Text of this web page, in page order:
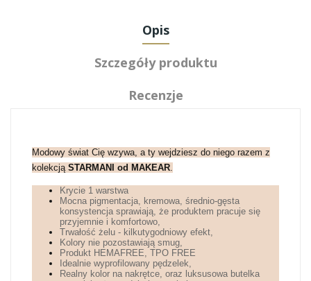
Opis
Szczegóły produktu
Recenzje
Modowy świat Cię wzywa, a ty wejdziesz do niego razem z
kolekcją STARMANI od MAKEAR
Krycie 1 warstwa
Mocna pigmentacja, kremowa, średnio-gęsta
konsystencja sprawiają, że produktem pracuje się
przyjemnie i komfortowo,
Trwałość żelu - kilkutygodniowy efekt,
Kolory nie pozostawiają smug,
Produkt HEMAFREE, TPO FREE
Idealnie wyprofilowany pędzelek,
Realny kolor na nakrętce, oraz luksusowa butelka